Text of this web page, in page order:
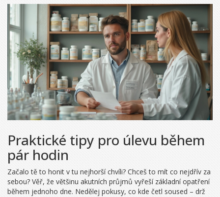
Praktické tipy pro úlevu během
pár hodin
Začalo tě to honit v tu nejhorší chvíli? Chceš to mít co nejdřív za
sebou? Věř, že většinu akutních průjmů vyřeší základní opatření
během jednoho dne. Nedělej pokusy, co kde četl soused – drž